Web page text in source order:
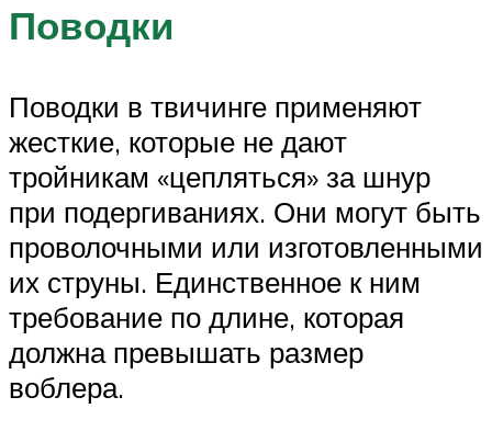
Поводки
Поводки в твичинге применяют
жесткие, которые не дают
тройникам «цепляться» за шнур
при подергиваниях. Они могут быть
проволочными или изготовленными
их струны. Единственное к ним
требование по длине, которая
должна превышать размер
воблера.